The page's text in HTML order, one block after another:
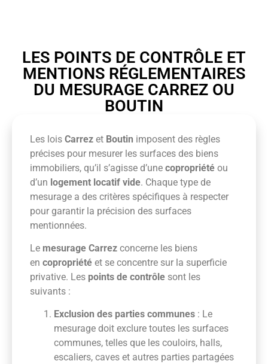
LES POINTS DE CONTRÔLE ET
MENTIONS RÉGLEMENTAIRES
DU MESURAGE CARREZ OU
BOUTIN
Les lois Carrez et Boutin imposent des règles
précises pour mesurer les surfaces des biens
immobiliers, qu’il s’agisse d’une copropriété ou
d’un logement locatif vide. Chaque type de
mesurage a des critères spécifiques à respecter
pour garantir la précision des surfaces
mentionnées.
Le mesurage Carrez concerne les biens
en copropriété et se concentre sur la superficie
privative. Les points de contrôle sont les
suivants :
Exclusion des parties communes : Le
mesurage doit exclure toutes les surfaces
communes, telles que les couloirs, halls,
escaliers, caves et autres parties partagées